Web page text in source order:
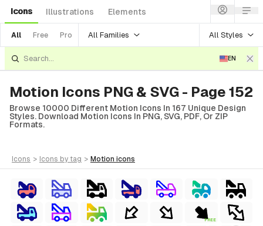
Icons Illustrations Elements
All Free Pro All Families All Styles
EN
Motion Icons PNG & SVG - Page 152
Browse 10000 Different Motion Icons In 167 Unique Design
Styles. Download Motion Icons In PNG, SVG, PDF, Or ZIP
Formats.
icons > icons by tag > motion icons
FREE